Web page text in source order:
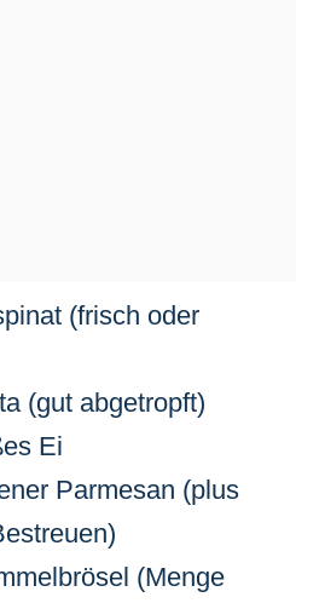
(frisch oder
(gut abgetropft)
Ei
Parmesan (plus
(Menge